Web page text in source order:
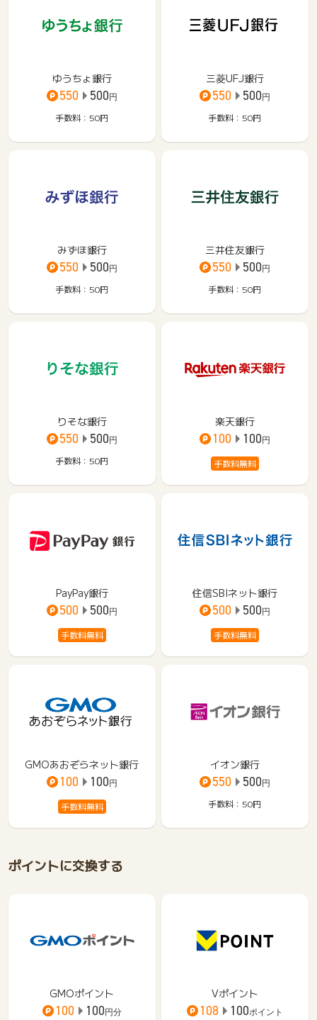
ゆうちょ銀行
550 500円
手数料：50円
三菱UFJ銀行
550 500円
手数料：50円
みずほ銀行
550 500円
手数料：50円
三井住友銀行
550 500円
手数料：50円
りそな銀行
550 500円
手数料：50円
楽天銀行
100 100円
手数料無料
PayPay銀行
500 500円
手数料無料
住信SBIネット銀行
500 500円
手数料無料
GMOあおぞらネット銀行
100 100円
手数料無料
イオン銀行
550 500円
手数料：50円
ポイントに交換する
GMOポイント
100 100円分
Vポイント
108 100ポイント